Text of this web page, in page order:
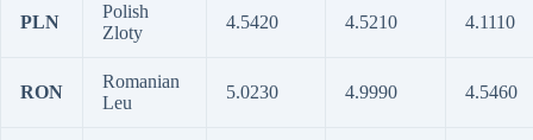
PLN
Polish
Zloty
4.5420 4.5210 4.1110
RON
Romanian
Leu
5.0230 4.9990 4.5460